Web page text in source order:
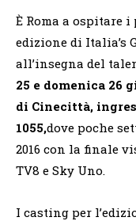
È Roma a ospitare
edizione di Italia’s
all’insegna del
25 e domenica 26
di Cinecittà,
1055,dove poche
2016 con la finale
TV8 e Sky Uno.
I casting per